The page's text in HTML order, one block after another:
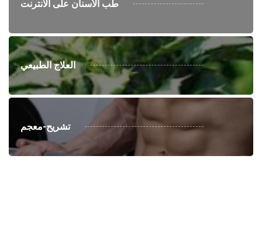
طب الأسنان على الانترنت
العلاج الطبيعي
تشريح-معجم